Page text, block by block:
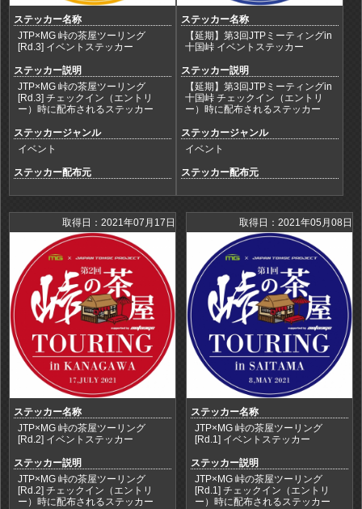
ステッカー名称
JTP×MG 峠の茶屋ツーリング
[Rd.3] イベントステッカー
ステッカー説明
JTP×MG 峠の茶屋ツーリング
[Rd.3] チェックイン（エントリ
ー）時に配布されるステッカー
ステッカージャンル
イベント
ステッカー配布元
ステッカー名称
【延期】第3回JTPミーティングin
十国峠 イベントステッカー
ステッカー説明
【延期】第3回JTPミーティングin
十国峠 チェックイン（エントリ
ー）時に配布されるステッカー
ステッカージャンル
イベント
ステッカー配布元
取得日：2021年07月17日
ステッカー名称
JTP×MG 峠の茶屋ツーリング
[Rd.2] イベントステッカー
ステッカー説明
JTP×MG 峠の茶屋ツーリング
[Rd.2] チェックイン（エントリ
ー）時に配布されるステッカー
取得日：2021年05月08日
ステッカー名称
JTP×MG 峠の茶屋ツーリング
[Rd.1] イベントステッカー
ステッカー説明
JTP×MG 峠の茶屋ツーリング
[Rd.1] チェックイン（エントリ
ー）時に配布されるステッカー